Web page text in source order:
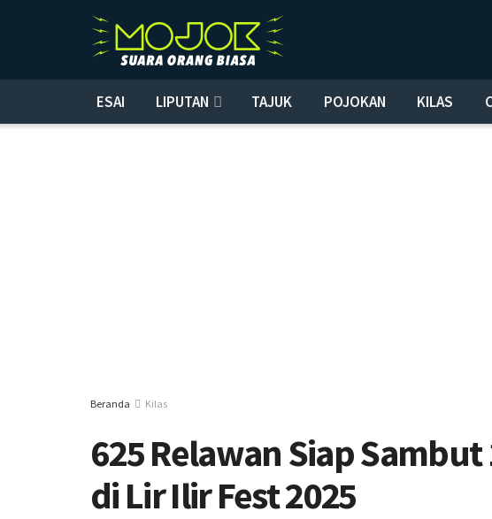
ESAI LIPUTAN TAJUK POJOKAN KILAS
Beranda Kilas
625 Relawan Siap
di Lir Ilir Fest 2025